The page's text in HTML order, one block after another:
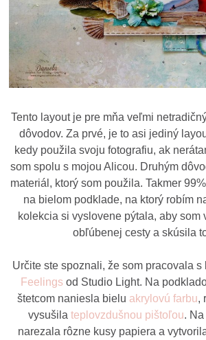
Tento layout je pre mňa veľmi
dôvodov. Za prvé, je to asi jediný
kedy použila svoju fotografiu, ak
som spolu s mojou Alicou. Druhým
materiál, ktorý som použila. Takmer
na bielom podklade, na ktorý robím
kolekcia si vyslovene pýtala, aby som
obľúbenej cesty a skúsila
Určite ste spoznali, že som pracovala s
Feelings od Studio Light. Na
štetcom naniesla bielu akrylovú farbu,
vysušila teplovzdušnou pištoľou. Na
narezala rôzne kusy papiera a